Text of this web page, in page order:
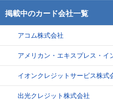
掲載中のカード会社一覧
アコム株式会社
アメリカン・エキスプレス・イ
イオンクレジットサービス株式
出光クレジット株式会社